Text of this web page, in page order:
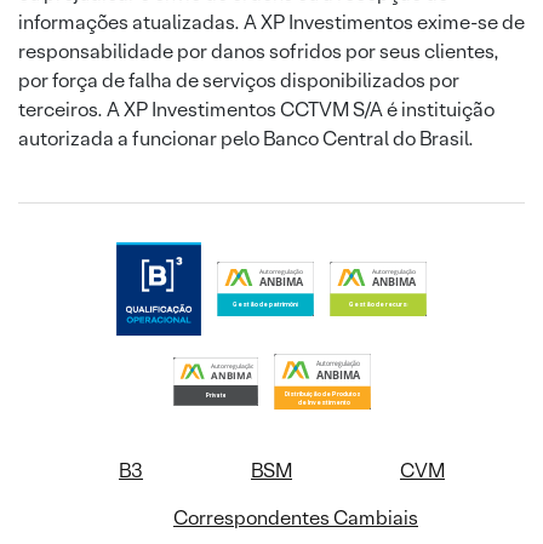
informações atualizadas. A XP Investimentos exime-se de
responsabilidade por danos sofridos por seus clientes,
por força de falha de serviços disponibilizados por
terceiros. A XP Investimentos CCTVM S/A é instituição
autorizada a funcionar pelo Banco Central do Brasil.
B3 BSM
CVM
Correspondentes Cambiais